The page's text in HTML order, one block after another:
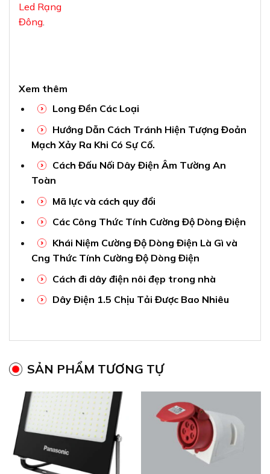
Led Rạng
Đông.
Xem thêm
Long Đền Các Loại
Hướng Dẫn Cách Tránh Hiện Tượng Đoản
Mạch Xảy Ra Khi Có Sự Cố.
Cách Đấu Nối Dây Điện Âm Tường An
Toàn
Mã lực và cách quy đổi
Các Công Thức Tính Cường Độ Dòng Điện
Khái Niệm Cường Độ Dòng Điện Là Gì và
Cng Thức Tính Cường Độ Dòng Điện
Cách đi dây điện nôi đẹp trong nhà
Dây Điện 1.5 Chịu Tải Được Bao Nhiêu
SẢN PHẨM TƯƠNG TỰ